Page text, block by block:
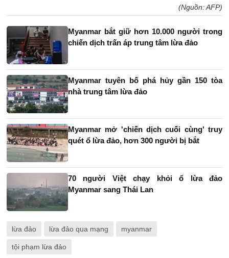
(Nguồn: AFP)
Myanmar bắt giữ hơn 10.000 người trong
chiến dịch trấn áp trung tâm lừa đảo
Myanmar tuyên bố phá hủy gần 150 tòa
nhà trung tâm lừa đảo
Myanmar mở 'chiến dịch cuối cùng' truy
quét ổ lừa đảo, hơn 300 người bị bắt
70 người Việt chạy khỏi ổ lừa đảo
Myanmar sang Thái Lan
lừa đảo lừa đảo qua mạng myanmar
tội phạm lừa đảo